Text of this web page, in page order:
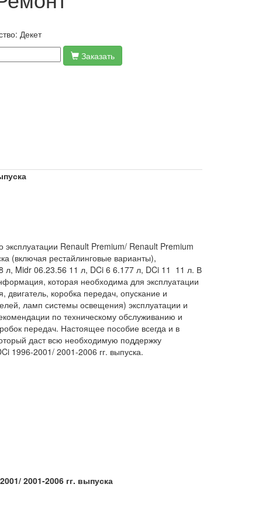
Декет
Заказать
Renault Premium/ Renault Premium
(включая рестайлинговые варианты),
л, Midr 06.23.56 11 л, DCi 6 6.177 л, DCi 11 11 л. В
которая необходима для эксплуатации
коробка передач, опускание и
ламп системы освещения) эксплуатации и
по техническому обслуживанию и
передач. Настоящее пособие всегда и в
даст всю необходимую поддержку
1996-2001/ 2001-2006 гг. выпуска.
2001-2006 гг. выпуска